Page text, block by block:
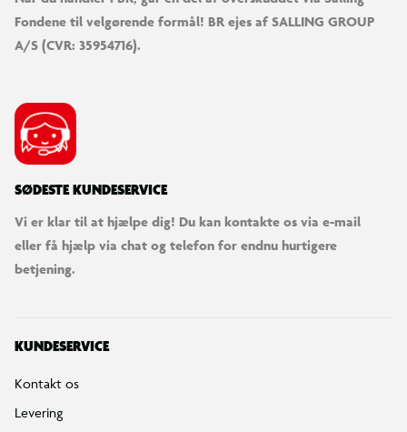
Fondene til velgørende formål! BR ejes af SALLING GROUP
A/S (CVR: 35954716).
SØDESTE KUNDESERVICE
Vi er klar til at hjælpe dig! Du kan kontakte os via e-mail
eller få hjælp via chat og telefon for endnu hurtigere
betjening.
KUNDESERVICE
Kontakt os
Levering